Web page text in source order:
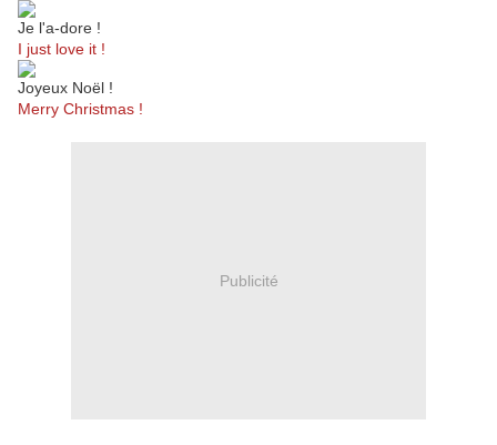
Je l'a-dore !
I just love it !
Joyeux Noël !
Merry Christmas !
Publicité